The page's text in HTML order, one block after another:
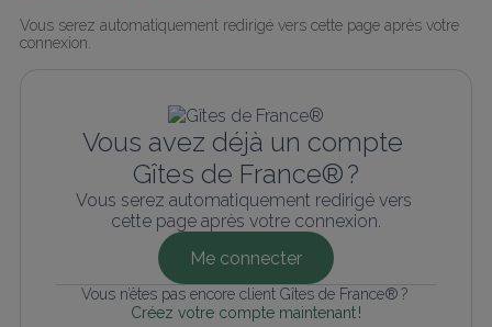
Vous serez automatiquement redirigé vers cette page après votre
connexion.
Vous avez déjà un compte
Gîtes de France® ?
Vous serez automatiquement redirigé vers
cette page après votre connexion.
Me connecter
Vous n’êtes pas encore client Gîtes de France® ?
Créez votre compte maintenant !